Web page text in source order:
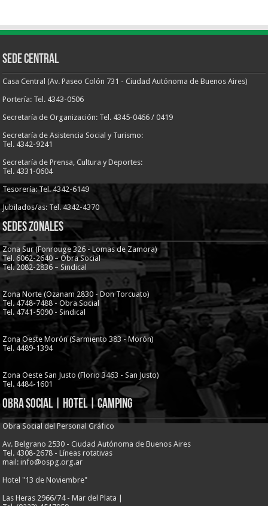
Sede Central
Casa Central (Av. Paseo Colón 731 - Ciudad Autónoma de Buenos Aires)
Portería: Tel. 4343-0506
Secretaría de Organización: Tel. 4345-0466 / 0419
Secretaría de Asistencia Social y Turismo:
Tel. 4342-9241
Secretaría de Prensa, Cultura y Deportes:
Tel. 4331-0604
Tesorería: Tel. 4342-6149
Jubilados/as: Tel. 4342-4370
Sedes Zonales
Zona Sur (Fonrouge 326 - Lomas de Zamora)
Tel. 6062-2640 – Obra Social
Tel. 2082-2836 – Sindical
Zona Norte (Ozanam 2830 - Don Torcuato)
Tel. 4748-7488 - Obra Social
Tel. 4741-5090 - Sindical
Zona Oeste Morón (Sarmiento 383 - Morón)
Tel. 4489-1394
Zona Oeste San Justo (Florio 3463 - San Justo)
Tel. 4484-1601
Obra Social | Hotel | Camping
Obra Social del Personal Gráfico
Av. Belgrano 2530 - Ciudad Autónoma de Buenos Aires
Tel. 4308-2678 - Líneas rotativas
mail: info@ospg.org.ar
Hotel "13 de Noviembre"
Las Heras 2966/74 - Mar del Plata |